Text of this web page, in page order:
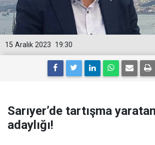
19:30
15 Aralık 2023
Sarıyer’de tartışma
adaylığı!